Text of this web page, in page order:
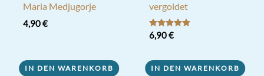
Maria Medjugorje
4,90€
IN DEN WARENKORB
vergoldet
Bewertet mit
5.00
6,90€
IN DEN WARENKORB